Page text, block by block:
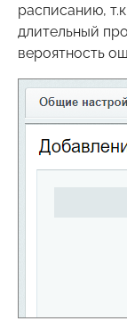
расписанию,
длительный
вероятность